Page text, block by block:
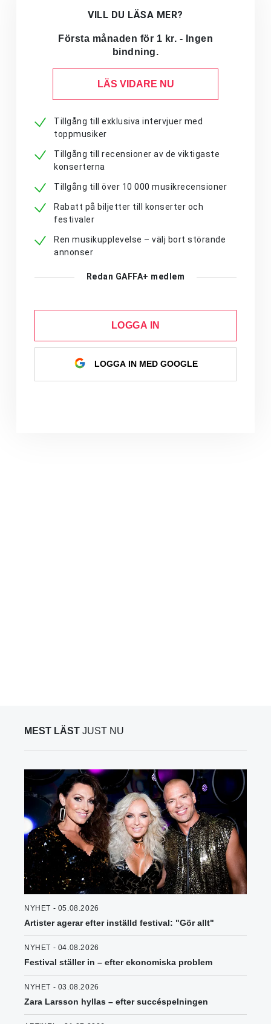
VILL DU LÄSA MER?
Första månaden för 1 kr. - Ingen
bindning.
LÄS VIDARE NU
Tillgång till exklusiva intervjuer med
toppmusiker
Tillgång till recensioner av de viktigaste
konserterna
Tillgång till över 10 000 musikrecensioner
Rabatt på biljetter till konserter och
festivaler
Ren musikupplevelse – välj bort störande
annonser
Redan GAFFA+ medlem
LOGGA IN
LOGGA IN MED GOOGLE
MEST LÄST JUST NU
NYHET - 05.08.2026
Artister agerar efter inställd festival: "Gör allt"
NYHET - 04.08.2026
Festival ställer in – efter ekonomiska problem
NYHET - 03.08.2026
Zara Larsson hyllas – efter succéspelningen